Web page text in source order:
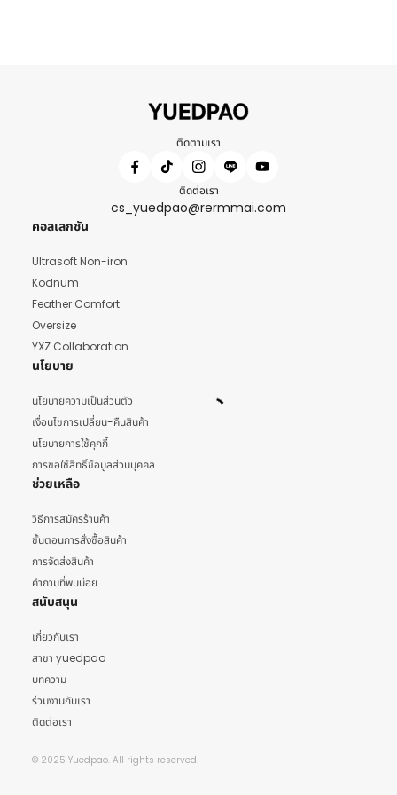
ติดตามเรา
ติดต่อเรา
cs_yuedpao@rermmai.com
คอลเลกชัน
Ultrasoft Non-iron
Kodnum
Feather Comfort
Oversize
YXZ Collaboration
นโยบาย
นโยบายความเป็นส่วนตัว
เงื่อนไขการเปลี่ยน-คืนสินค้า
นโยบายการใช้คุกกี้
การขอใช้สิทธิ์ข้อมูลส่วนบุคคล
ช่วยเหลือ
วิธีการสมัครร้านค้า
ขั้นตอนการสั่งซื้อสินค้า
การจัดส่งสินค้า
คำถามที่พบบ่อย
สนับสนุน
เกี่ยวกับเรา
สาขา yuedpao
บทความ
ร่วมงานกับเรา
ติดต่อเรา
© 2025 Yuedpao. All rights reserved.